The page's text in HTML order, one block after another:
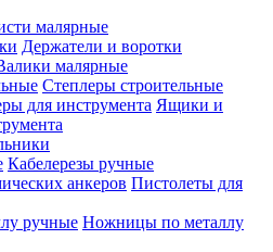
малярные
Держатели и воротки
малярные
Степлеры строительные
Ящики и
Кабелерезы ручные
Пистолеты для
Ножницы по металлу